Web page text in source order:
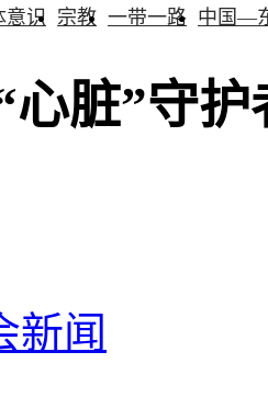
意识 宗教 一带一路 中国—
心脏”守
新闻